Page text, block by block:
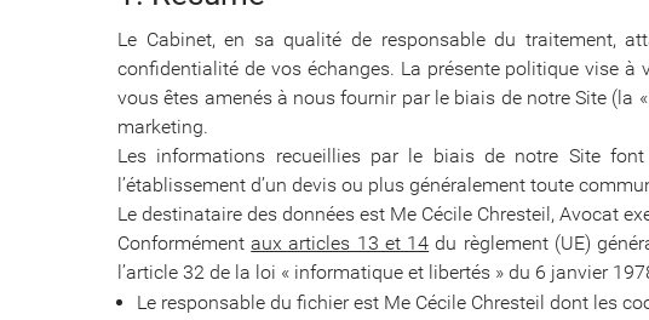
Le Cabinet, en sa qualité de responsable du traitement,
confidentialité de vos échanges. La présente politique vise
vous êtes amenés à nous fournir par le biais de notre Site (la
marketing.
Les informations recueillies par le biais de notre Site
l’établissement d’un devis ou plus généralement toute
Le destinataire des données est Me Cécile Chresteil, Avocat
Conformémentaux articles 13 et 14 du règlement (UE)
l’article 32 de la loi « informatique et libertés » du 6 janvier
Le responsable du fichier est Me Cécile Chresteil dont les